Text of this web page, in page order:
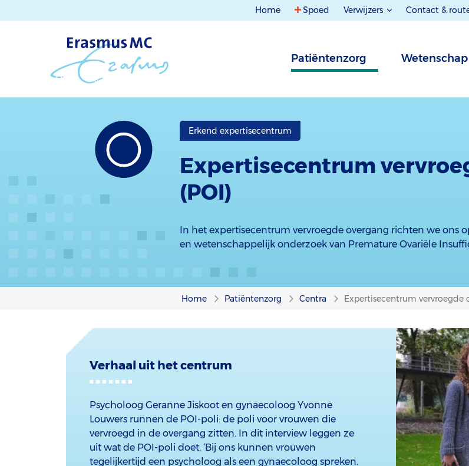
Home Spoed Verwijzers Contact &
Patiëntenzorg Wetenschap
Erkend expertisecentrum
Expertisecentrum
(POI)
In het expertisecentrum vervroegde overgang richten we ons
en wetenschappelijk onderzoek van Premature Ovariële
Home Patiëntenzorg Centra Expertisecentrum vervroegde
Verhaal uit het centrum
Psycholoog Geranne Jiskoot en gynaecoloog Yvonne
Louwers runnen de POI-poli: de poli voor vrouwen die
vervroegd in de overgang zitten. In dit interview leggen ze
uit wat de POI-poli doet. ‘Bij ons kunnen vrouwen
tegelijkertijd een psycholoog als een gynaecoloog spreken.